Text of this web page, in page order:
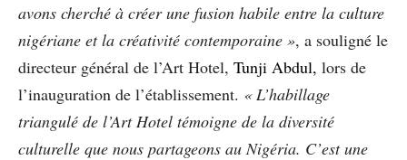
avons cherché à créer une fusion habile entre la culture
nigériane et la créativité contemporaine », a souligné le
directeur général de l’Art Hotel, Tunji Abdul, lors de
l’inauguration de l’établissement. « L’habillage
triangulé de l’Art Hotel témoigne de la diversité
culturelle que nous partageons au Nigéria. C’est une